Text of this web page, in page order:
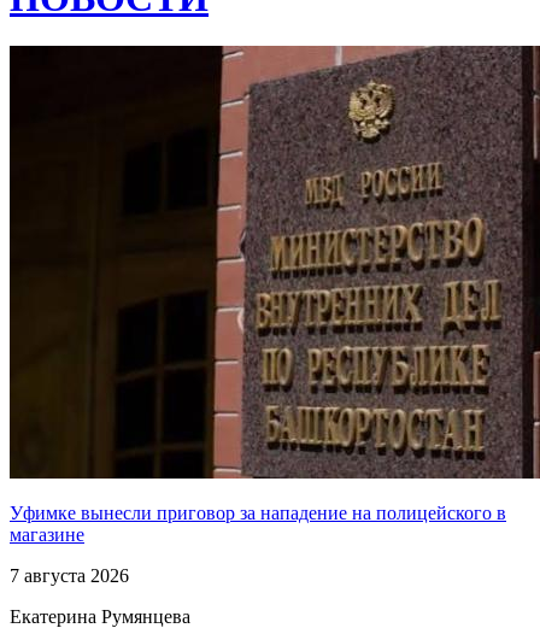
Уфимке вынесли приговор за нападение на полицейского в
магазине
7 августа 2026
Екатерина Румянцева